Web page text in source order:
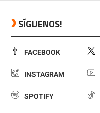
SÍGUENOS!
FACEBOOK
INSTAGRAM
SPOTIFY